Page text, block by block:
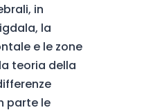
in
la
e le zone
teoria della
parte le